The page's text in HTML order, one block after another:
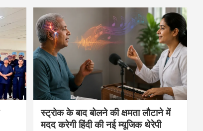
स्ट्रोक के बाद बोलने की क्षमता लौटाने में
मदद करेगी हिंदी की नई म्यूजिक थेरेपी